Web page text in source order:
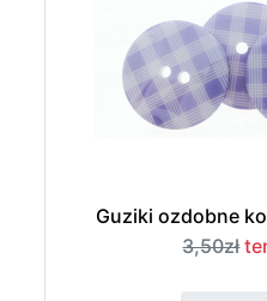
Guziki ozdobne
3,50zł